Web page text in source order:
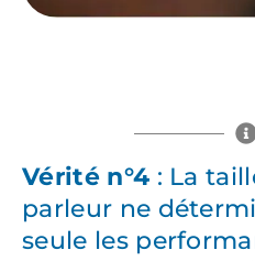
Vérité n°4 : La
parleur ne
seule les